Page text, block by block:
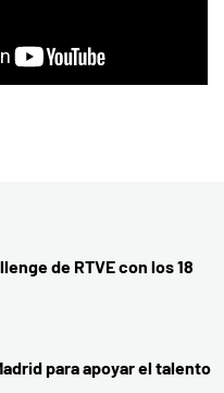
de RTVE con los 18
para apoyar el talento